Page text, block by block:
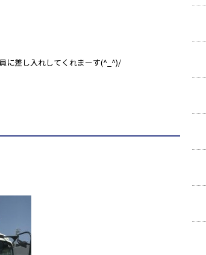
に差し入れしてくれまーす(^_^)/